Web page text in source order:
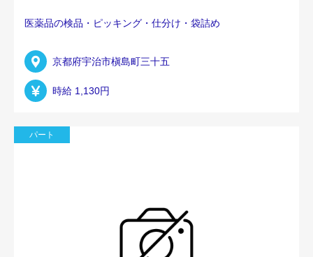
医薬品の検品・ピッキング・仕分け・袋詰め
京都府宇治市槇島町三十五
時給 1,130円
パート